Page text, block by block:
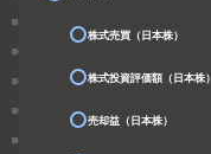
株式売買（日本株）
株式投資評価額（日本株）
売却益（日本株）